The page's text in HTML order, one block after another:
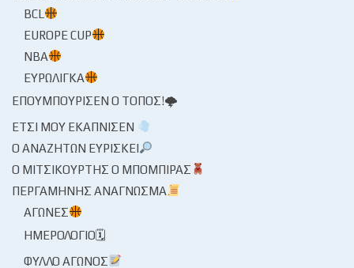
BCL
EUROPE CUP
NBA
ΕΥΡΩΛΊΓΚΑ
ΕΠΟΥΜΠΟΎΡΙΣΕΝ Ο ΤΌΠΟΣ!🌩
ΈΤΣΙ ΜΟΥ ΕΚΆΠΝΙΣΕΝ
Ο ΑΝΑΖΗΤΏΝ ΕΥΡΊΣΚΕΙ
Ο ΜΙΤΣΙΚΟΥΡΤΉΣ Ο ΜΠΌΜΠΙΡΑΣ
ΠΕΡΓΑΜΗΝΉΣ ΑΝΆΓΝΩΣΜΑ
ΑΓΏΝΕΣ
ΗΜΕΡΟΛΌΓΙΟ🗓
ΦΎΛΛΟ ΑΓΏΝΟΣ